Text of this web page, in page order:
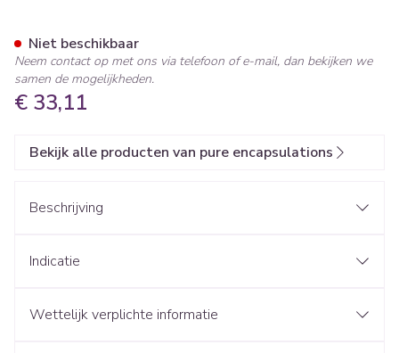
€ 33,11
Niet beschikbaar
Neem contact op met ons via telefoon of e-mail, dan bekijken we
samen de mogelijkheden.
Bekijk alle producten van pure encapsulations
Beschrijving
Indicatie
Wettelijk verplichte informatie